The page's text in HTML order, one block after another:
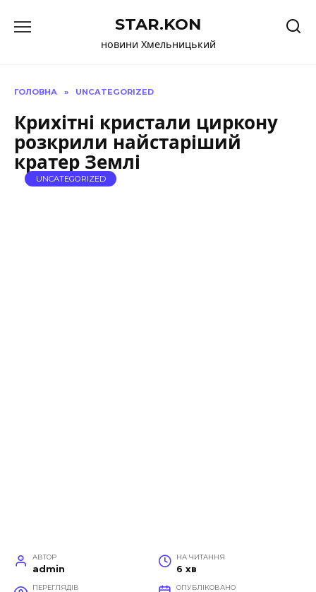
до
STAR.KON
новини Хмельницький
ГОЛОВНА » UNCATEGORIZED
Крихітні кристали циркону
розкрили найстаріший
кратер Землі
UNCATEGORIZED
АВТОР
admin
НА ЧИТАННЯ
6 хв
ПЕРЕГЛЯДІВ ОПУБЛІКОВАНО